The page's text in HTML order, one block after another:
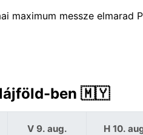
maximum messze elmarad
ben 🇲🇾
V 9. aug. H 10.